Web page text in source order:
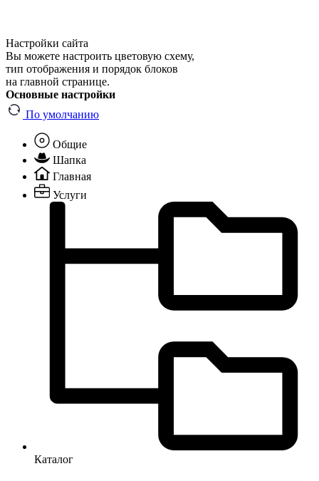
Настройки сайта
Вы можете настроить цветовую схему,
тип отображения и порядок блоков
на главной странице.
Основные настройки
По умолчанию
Общие
Шапка
Главная
Услуги
Каталог